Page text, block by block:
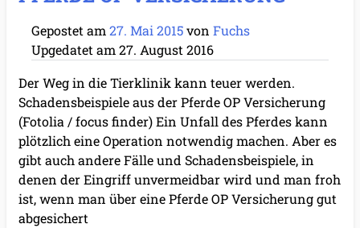
Gepostet am 27. Mai 2015von Fuchs
Upgedatet am 27. August 2016
Der Weg in die Tierklinik kann teuer werden.
Schadensbeispiele aus der Pferde OP Versicherung
(Fotolia / focus finder) Ein Unfall des Pferdes kann
plötzlich eine Operation notwendig machen. Aber es
gibt auch andere Fälle und Schadensbeispiele, in
denen der Eingriff unvermeidbar wird und man froh
ist, wenn man über eine Pferde OP Versicherung gut
abgesichert